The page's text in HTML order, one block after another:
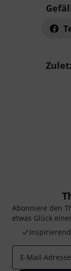
Abonniere den
etwas Glück
E-Mail-Adresse